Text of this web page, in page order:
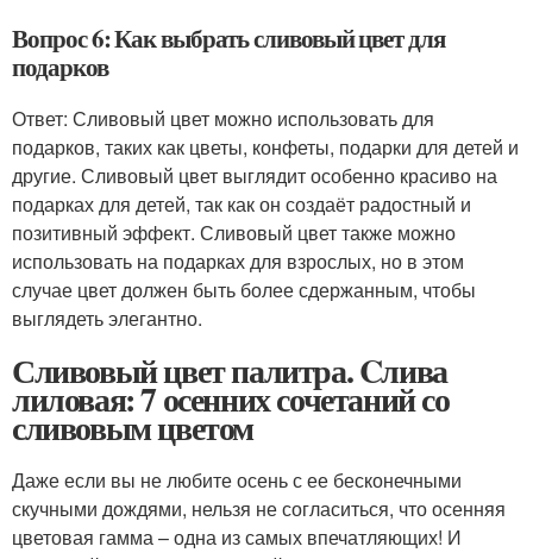
Вопрос 6: Как выбрать сливовый цвет для
подарков
Ответ: Сливовый цвет можно использовать для
подарков, таких как цветы, конфеты, подарки для детей и
другие. Сливовый цвет выглядит особенно красиво на
подарках для детей, так как он создаёт радостный и
позитивный эффект. Сливовый цвет также можно
использовать на подарках для взрослых, но в этом
случае цвет должен быть более сдержанным, чтобы
выглядеть элегантно.
Сливовый цвет палитра. Cлива
лиловая: 7 осенних сочетаний со
сливовым цветом
Даже если вы не любите осень с ее бесконечными
скучными дождями, нельзя не согласиться, что осенняя
цветовая гамма – одна из самых впечатляющих! И